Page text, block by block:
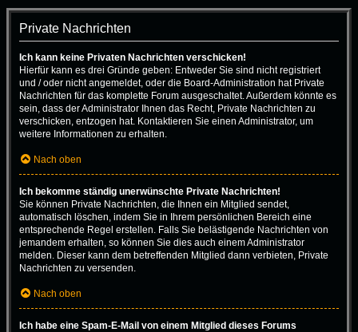
Private Nachrichten
Ich kann keine Privaten Nachrichten verschicken!
Hierfür kann es drei Gründe geben: Entweder Sie sind nicht registriert
und / oder nicht angemeldet, oder die Board-Administration hat Private
Nachrichten für das komplette Forum ausgeschaltet. Außerdem könnte es
sein, dass der Administrator Ihnen das Recht, Private Nachrichten zu
verschicken, entzogen hat. Kontaktieren Sie einen Administrator, um
weitere Informationen zu erhalten.
Nach oben
Ich bekomme ständig unerwünschte Private Nachrichten!
Sie können Private Nachrichten, die Ihnen ein Mitglied sendet,
automatisch löschen, indem Sie in Ihrem persönlichen Bereich eine
entsprechende Regel erstellen. Falls Sie belästigende Nachrichten von
jemandem erhalten, so können Sie dies auch einem Administrator
melden. Dieser kann dem betreffenden Mitglied dann verbieten, Private
Nachrichten zu versenden.
Nach oben
Ich habe eine Spam-E-Mail von einem Mitglied dieses Forums